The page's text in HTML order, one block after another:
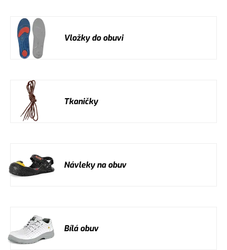
Vložky do obuvi
Tkaničky
Návleky na obuv
Bílá obuv